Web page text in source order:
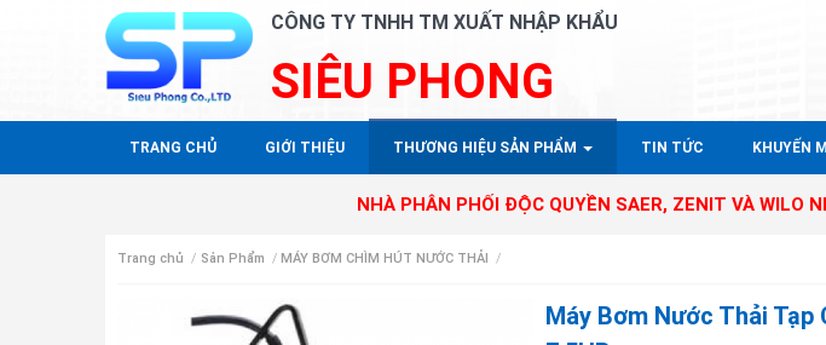
CÔNG TY TNHH TM XUẤT NHẬP KHẨU
SIÊU PHONG
TRANG CHỦ GIỚI THIỆU THƯƠNG HIỆU SẢN PHẨM TIN TỨC KHUYẾN
NHÀ PHÂN PHỐI ĐỘC QUYỀN SAER, ZENIT VÀ WILO NHẬP
Trang chủ / Sản Phẩm / MÁY BƠM CHÌM HÚT NƯỚC THẢI /
Máy Bơm Nước Thải Tạp